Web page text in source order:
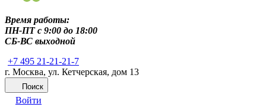
Время работы:
ПН-ПТ c 9:00 до 18:00
СБ-ВС выходной
+7 495 21-21-21-7
г. Москва, ул. Кетчерская, дом 13
Поиск
Войти